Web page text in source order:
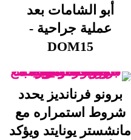
أبو الشامات بعد
عملية جراحية -
DOM15
برونو فرنانديز يحدد
شروط استمراره مع
مانشستر يونايتد ويؤكد